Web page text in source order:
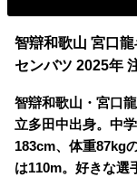
智辯和歌山 宮口
センバツ 2025年
智辯和歌山・宮口
立多田中出身。中
183cm、体重87kg
は110m。好きな選